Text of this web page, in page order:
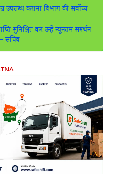
उपलब्ध कराना विभाग की सर्वोच्च
सुनिश्चित कर उन्हें न्यूनतम समर्थन
सचिव